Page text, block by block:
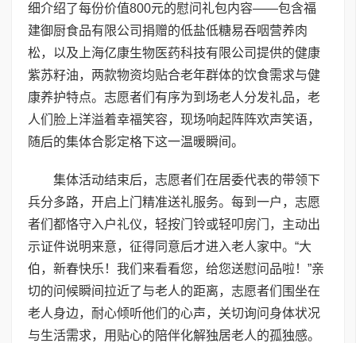
细介绍了每份价值800元的慰问礼包内容——包含福
建御厨食品有限公司捐赠的低盐低糖易吞咽营养肉
松，以及上海亿康生物医药科技有限公司提供的健康
紫苏籽油，两款物资均贴合老年群体的饮食需求与健
康养护特点。志愿者们有序为到场老人分发礼品，老
人们脸上洋溢着幸福笑容，现场响起阵阵欢声笑语，
随后的集体合影定格下这一温暖瞬间。
集体活动结束后，志愿者们在居委代表的带领下
兵分多路，开启上门精准送礼服务。每到一户，志愿
者们都恪守入户礼仪，轻按门铃或轻叩房门，主动出
示证件说明来意，征得同意后才进入老人家中。“大
伯，新春快乐！我们来看看您，给您送慰问品啦！”亲
切的问候瞬间拉近了与老人的距离，志愿者们围坐在
老人身边，耐心倾听他们的心声，关切询问身体状况
与生活需求，用贴心的陪伴化解独居老人的孤独感。